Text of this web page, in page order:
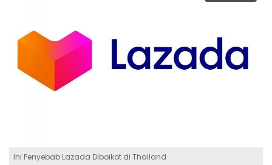
Ini Penyebab Lazada Diboikot di Thailand